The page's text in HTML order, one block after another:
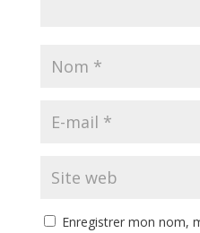
Enregistrer mon nom,